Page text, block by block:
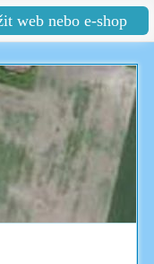
web nebo e-shop